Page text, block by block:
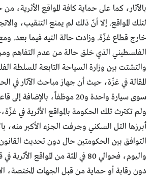
بالآثار، كما على حماية كافة المواقع الأثرية، من
لتلك المواقع. إلا أنّ ذلك لم يمنع التنقيب،
خارج قطاع غزّة. وزادت حالة التيه فيما بعد.
الفلسطيني الذي خلق حالة من عدم التفاهم
والتشتت بين وزارة السياحة التابعة للسلطة
المقالة في غزّة، حيث أن جهاز مباحث الآثار في
سوى سيارة واحدة و20 موظفاً،
ولم تكترث تلك الحكومة بالمواقع الأثرية في
أبرزها التل السكني وجرفت الجزء الأكبر منه،
التوافق بين الحكومتين حال دون تحديث
واليوم، فحوالي 80 في المئة من
دون رقابة أو حماية من قبل الجهات المختصة،